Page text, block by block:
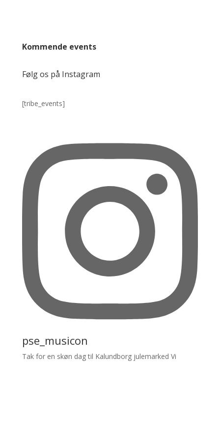
Kommende events
Følg os på Instagram
[tribe_events]
pse_musicon
Tak for en skøn dag til Kalundborg julemarked Vi